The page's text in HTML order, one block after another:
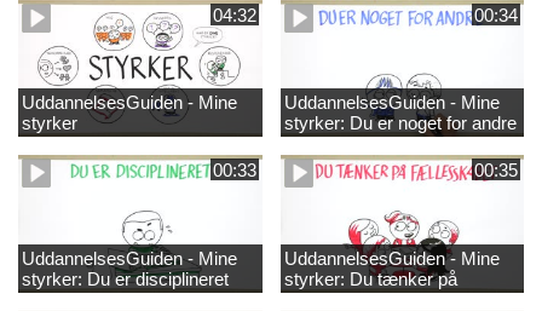
04:32
UddannelsesGuiden - Mine
styrker
00:34
UddannelsesGuiden - Mine
styrker: Du er noget for andre
00:33
UddannelsesGuiden - Mine
styrker: Du er disciplineret
00:35
UddannelsesGuiden - Mine
styrker: Du tænker på
fællesskabet